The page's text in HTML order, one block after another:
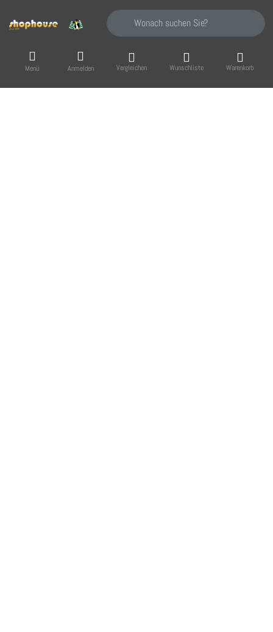
Geben Sie einen Suchbegriff ein. Während
Menü Anmelden Vergleichen Wunschliste Warenkorb